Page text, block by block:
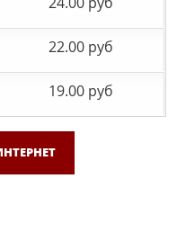
22.00 руб
19.00 руб